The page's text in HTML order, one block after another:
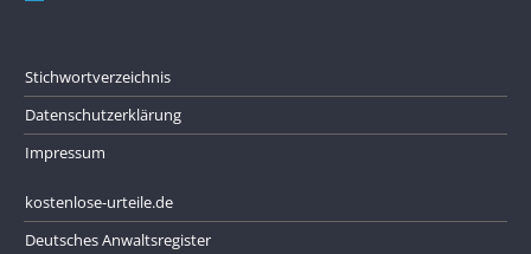
Stichwortverzeichnis
Datenschutzerklärung
Impressum
kostenlose-urteile.de
Deutsches Anwaltsregister